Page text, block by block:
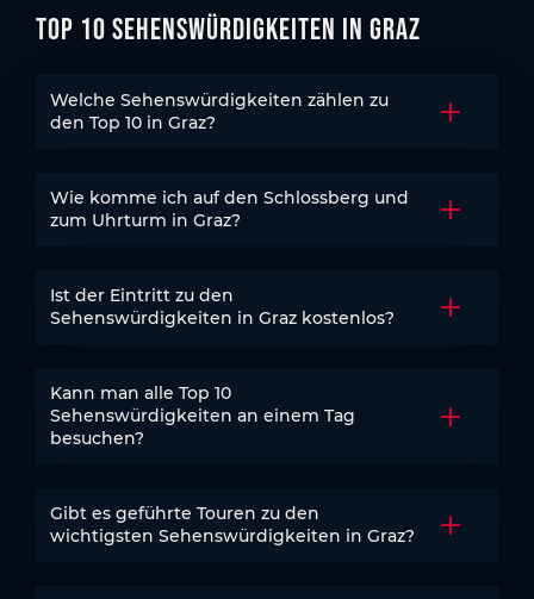
Top 10 Sehenswürdigkeiten in Graz
Welche Sehenswürdigkeiten zählen zu
den Top 10 in Graz?
Wie komme ich auf den Schlossberg und
zum Uhrturm in Graz?
Ist der Eintritt zu den
Sehenswürdigkeiten in Graz kostenlos?
Kann man alle Top 10
Sehenswürdigkeiten an einem Tag
besuchen?
Gibt es geführte Touren zu den
wichtigsten Sehenswürdigkeiten in Graz?